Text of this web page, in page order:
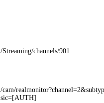
/Streaming/channels/901
/cam/
sic=[AUTH]